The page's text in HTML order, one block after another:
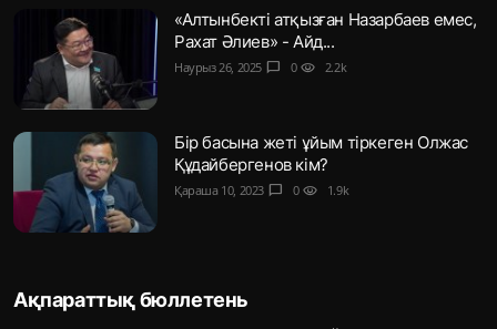
«Алтынбекті атқызған Назарбаев емес,
Рахат Әлиев» - Айд...
Наурыз 26, 2025 chat_bubble 0 visibility 2.2k
Бір басына жеті ұйым тіркеген Олжас
Құдайбергенов кім?
Қараша 10, 2023 chat_bubble 0 visibility 1.9k
Ақпараттық бюллетень